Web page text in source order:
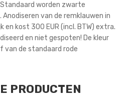
worden zwarte
van de remklauwen in
en kost 300 EUR (incl. BTW) extra.
en niet gespoten! De kleur
van de standaard rode
PRODUCTEN